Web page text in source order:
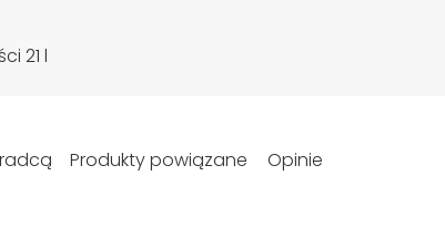
21 l
Produkty powiązane Opinie